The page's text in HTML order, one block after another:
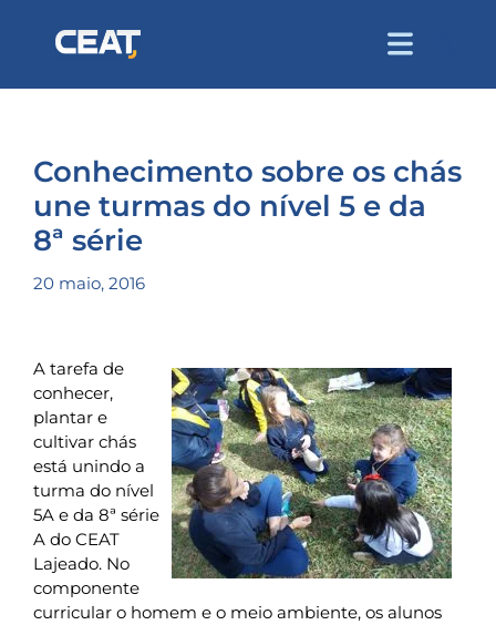
Conhecimento sobre os chás
une turmas do nível 5 e da
8ª série
20 maio, 2016
A tarefa de
conhecer,
plantar e
cultivar chás
está unindo a
turma do nível
5A e da 8ª série
A do CEAT
Lajeado. No
componente
curricular o homem e o meio ambiente, os alunos